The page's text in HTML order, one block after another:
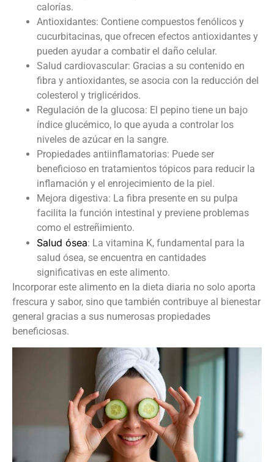
calorías.
Antioxidantes: Contiene compuestos fenólicos y
cucurbitacinas, que ofrecen efectos antioxidantes y
pueden ayudar a combatir el daño celular.
Salud cardiovascular: Gracias a su contenido en
fibra y antioxidantes, se asocia con la reducción del
colesterol y triglicéridos.
Regulación de la glucosa: El pepino tiene un bajo
índice glucémico, lo que ayuda a controlar los
niveles de azúcar en la sangre.
Propiedades antiinflamatorias: Puede ser
beneficioso en tratamientos tópicos para reducir la
inflamación y el enrojecimiento de la piel.
Mejora digestiva: La fibra presente en su pulpa
facilita la función intestinal y previene problemas
como el estreñimiento.
Salud ósea: La vitamina K, fundamental para la
salud ósea, se encuentra en cantidades
significativas en este alimento.
Incorporar este alimento en la dieta diaria no solo aporta
frescura y sabor, sino que también contribuye al bienestar
general gracias a sus numerosas propiedades
beneficiosas.